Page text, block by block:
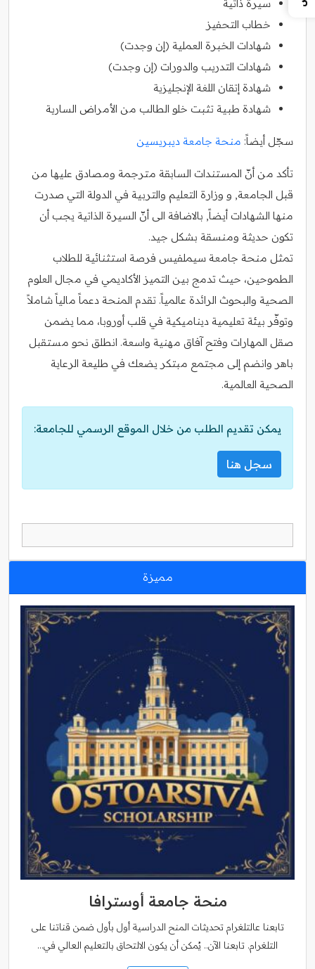
سيرة ذاتية
خطاب التحفيز
شهادات الخبرة العملية (إن وجدت)
شهادات التدريب والدورات (إن وجدت)
شهادة إتقان اللغة الإنجليزية
شهادة طبية تثبت خلو الطالب من الأمراض السارية
سجّل أيضاً: منحة جامعة ديبريسين
تأكد من أنّ المستندات السابقة مترجمة ومصادق عليها من
قبل الجامعة, و وزارة التعليم والتربية في الدولة التي صدرت
منها الشهادات أيضاً, بالاضافة الى أنّ السيرة الذاتية يجب أن
تكون حديثة ومنسقة بشكل جيد.
تمثل منحة جامعة سيملفيس فرصة استثنائية للطلاب
الطموحين، حيث تدمج بين التميز الأكاديمي في مجال العلوم
الصحية والبحوث الرائدة عالمياً. تقدم المنحة دعماً مالياً شاملاً
وتوفّر بيئة تعليمية ديناميكية في قلب أوروبا، مما يضمن
صقل المهارات وفتح آفاق مهنية واسعة. انطلق نحو مستقبل
باهر وانضم إلى مجتمع مبتكر يضعك في طليعة الرعاية
الصحية العالمية.
يمكن تقديم الطلب من خلال الموقع الرسمي للجامعة:
سجل هنا
مميزة
منحة جامعة أوسترافا
تابعنا عالتلغرام تحديثات المنح الدراسية أول بأول ضمن قناتنا على
التلغرام. تابعنا الآن.. يُمكن أن يكون الالتحاق بالتعليم العالي في…